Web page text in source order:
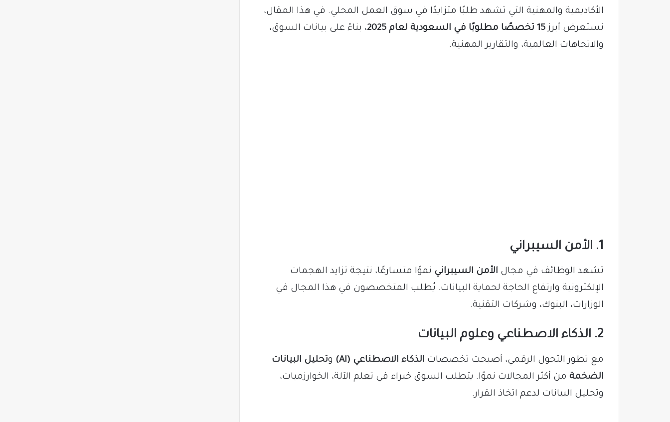
الأكاديمية والمهنية التي تشهد طلبًا متزايدًا في سوق العمل المحلي. في هذا المقال،
نستعرض أبرز15 تخصصًا مطلوبًا في السعودية لعام 2025
، بناءً على بيانات السوق،
والاتجاهات العالمية، والتقارير المهنية.
1. الأمن السيبراني
تشهد الوظائف في مجال الأمن السيبراني نموًا متسارعًا، نتيجة تزايد الهجمات
الإلكترونية وارتفاع الحاجة لحماية البيانات. يُطلب المتخصصون في هذا المجال في
الوزارات، البنوك، وشركات التقنية.
2. الذكاء الاصطناعي وعلوم البيانات
مع تطور التحول الرقمي، أصبحت تخصصات الذكاء الاصطناعي (AI) وتحليل البيانات
الضخمة من أكثر المجالات نموًا. يتطلب السوق خبراء في تعلم الآلة، الخوارزميات،
وتحليل البيانات لدعم اتخاذ القرار.